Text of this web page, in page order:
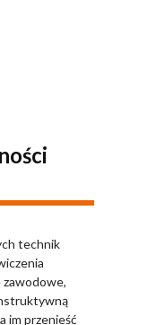
technik
im przenieść